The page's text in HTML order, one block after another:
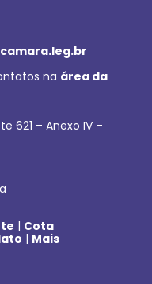
na área da
621 – Anexo IV –
| Cota
| Mais